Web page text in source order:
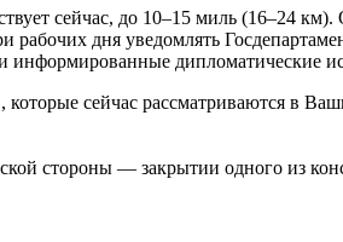
сейчас, до 10–15 миль (16–24 км).
дня уведомлять
информированные дипломатические
сейчас рассматриваются в
стороны — закрытии одного из